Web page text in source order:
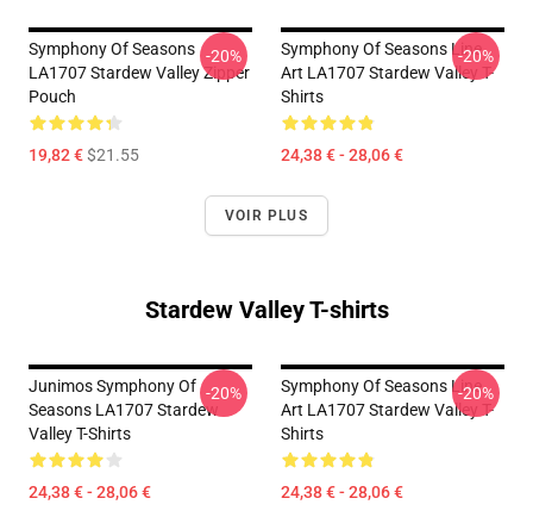
Symphony Of Seasons
LA1707 Stardew Valley Zipper
Pouch
19,82 €$21.55
-20%
Symphony Of Seasons Line
Art LA1707 Stardew Valley T-
Shirts
24,38 € - 28,06 €
-20%
VOIR PLUS
Stardew Valley T-shirts
Junimos Symphony Of
Seasons LA1707 Stardew
Valley T-Shirts
24,38 € - 28,06 €
-20%
Symphony Of Seasons Line
Art LA1707 Stardew Valley T-
Shirts
24,38 € - 28,06 €
-20%